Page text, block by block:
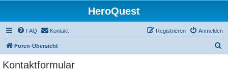
HeroQuest
FAQ Kontakt Anmelden
Registrieren
Foren-Übersicht
Kontaktformular